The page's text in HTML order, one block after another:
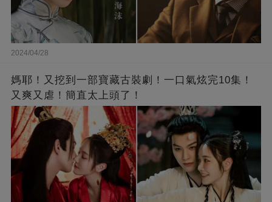
2024/04/28
媽耶！又挖到一部寶藏古裝劇！一口氣炫完10集！
又爽又虐！簡直太上頭了！